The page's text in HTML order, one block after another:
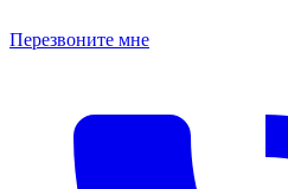
Перезвоните мне